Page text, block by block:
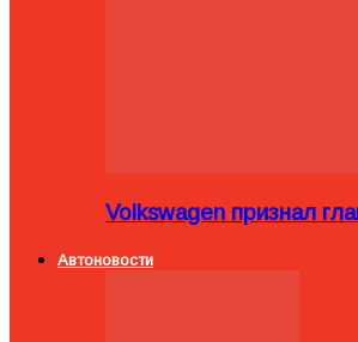
Volkswagen признал
Автоновости